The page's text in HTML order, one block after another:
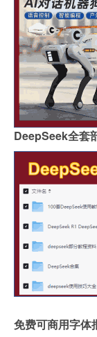
DeepSeek全套
免费可商用字体